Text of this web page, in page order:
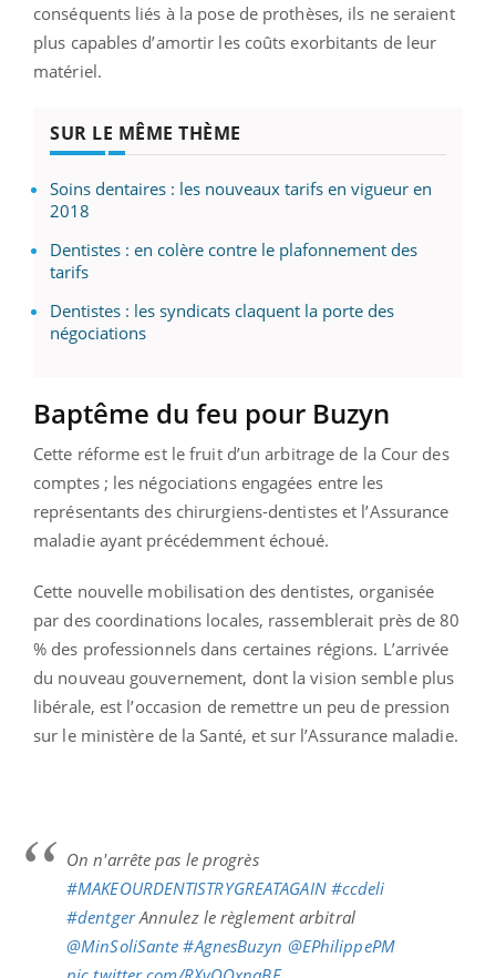
conséquents liés à la pose de prothèses, ils ne seraient
plus capables d’amortir les coûts exorbitants de leur
matériel.
SUR LE MÊME THÈME
Soins dentaires : les nouveaux tarifs en vigueur en
2018
Dentistes : en colère contre le plafonnement des
tarifs
Dentistes : les syndicats claquent la porte des
négociations
Baptême du feu pour Buzyn
Cette réforme est le fruit d’un arbitrage de la Cour des
comptes ; les négociations engagées entre les
représentants des chirurgiens-dentistes et l’Assurance
maladie ayant précédemment échoué.
Cette nouvelle mobilisation des dentistes, organisée
par des coordinations locales, rassemblerait près de 80
% des professionnels dans certaines régions. L’arrivée
du nouveau gouvernement, dont la vision semble plus
libérale, est l’occasion de remettre un peu de pression
sur le ministère de la Santé, et sur l’Assurance maladie.
On n'arrête pas le progrès
#MAKEOURDENTISTRYGREATAGAIN #ccdeli
#dentgerAnnulez le règlement arbitral
@MinSoliSante #AgnesBuzyn @EPhilippePM